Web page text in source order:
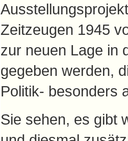
Zeitzeugen 1945
zur neuen Lage in
gegeben werden,
Politik- besonders
Sie sehen, es gibt